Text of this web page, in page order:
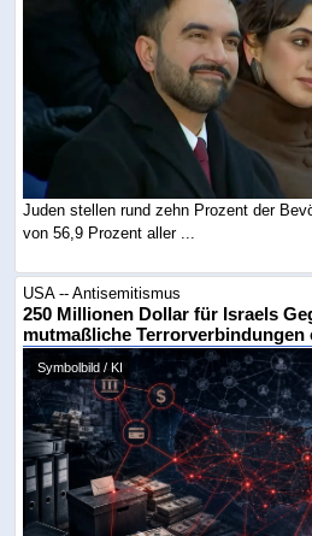
Juden stellen rund zehn Prozent der
von 56,9 Prozent aller ...
USA -- Antisemitismus
250 Millionen Dollar für Israels
mutmaßliche Terrorverbindungen
Symbolbild / KI